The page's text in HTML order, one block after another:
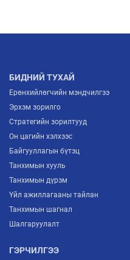
БИДНИЙ ТУХАЙ
Ерөнхийлөгчийн мэндчилгээ
Эрхэм зорилго
Стратегийн зорилтууд
Он цагийн хэлхээс
Байгууллагын бүтэц
Танхимын хууль
Танхимын дүрэм
Үйл ажиллагааны тайлан
Танхимын шагнал
Шалгаруулалт
ГЭРЧИЛГЭЭ